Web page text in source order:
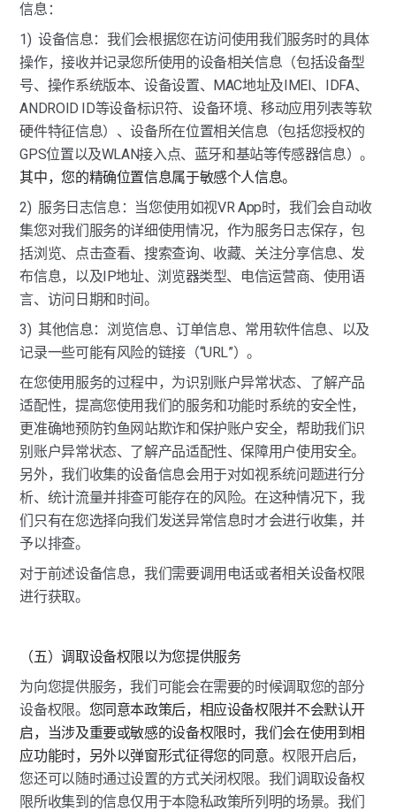
信息：
1)  设备信息：我们会根据您在访问使用我们服务时的具体
操作，接收并记录您所使用的设备相关信息（包括设备型
号、操作系统版本、设备设置、MAC地址及IMEI、IDFA、
ANDROID ID等设备标识符、设备环境、移动应用列表等软
硬件特征信息）、设备所在位置相关信息（包括您授权的
GPS位置以及WLAN接入点、蓝牙和基站等传感器信息）。
其中，您的精确位置信息属于敏感个人信息。
2)  服务日志信息：当您使用如视VR App时，我们会自动收
集您对我们服务的详细使用情况，作为服务日志保存，包
括浏览、点击查看、搜索查询、收藏、关注分享信息、发
布信息，以及IP地址、浏览器类型、电信运营商、使用语
言、访问日期和时间。
3)  其他信息：浏览信息、订单信息、常用软件信息、以及
记录一些可能有风险的链接（“URL”）。
在您使用服务的过程中，为识别账户异常状态、了解产品
适配性，提高您使用我们的服务和功能时系统的安全性，
更准确地预防钓鱼网站欺诈和保护账户安全，帮助我们识
别账户异常状态、了解产品适配性、保障用户使用安全。
另外，我们收集的设备信息会用于对如视系统问题进行分
析、统计流量并排查可能存在的风险。在这种情况下，我
们只有在您选择向我们发送异常信息时才会进行收集，并
予以排查。
对于前述设备信息，我们需要调用电话或者相关设备权限
进行获取。
（五）调取设备权限以为您提供服务
为向您提供服务，我们可能会在需要的时候调取您的部分
设备权限。 您同意本政策后，相应设备权限并不会默认开
启，当涉及重要或敏感的设备权限时，我们会在使用到相
应功能时，另外以弹窗形式征得您的同意。权限开启后，
您还可以随时通过设置的方式关闭权限。我们调取设备权
限所收集到的信息仅用于本隐私政策所列明的场景。我们